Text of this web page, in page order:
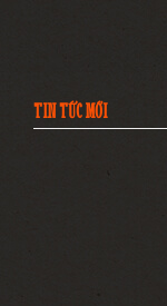
TIN TỨC MỚI